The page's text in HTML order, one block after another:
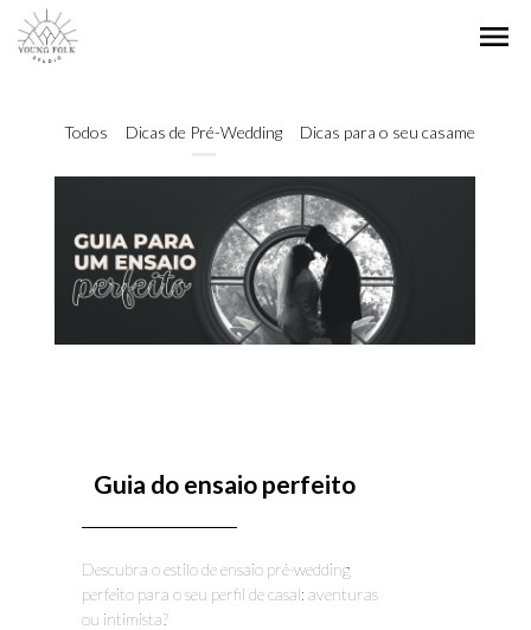
menu
Todos Dicas de Pré-Wedding Dicas para o seu casamento
Guia do ensaio perfeito
Descubra o estilo de ensaio pré-wedding
perfeito para o seu perfil de casal: aventuras
ou intimista?